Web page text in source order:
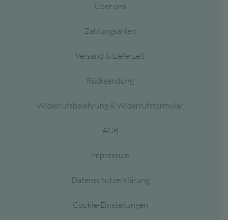
Über uns
Zahlungsarten
Versand & Lieferzeit
Rücksendung
Widerrufsbelehrung & Widerrufsformular
AGB
Impressum
Datenschutzerklärung
Cookie-Einstellungen